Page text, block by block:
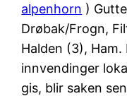
alpenhorn )
Drøbak/Frogn,
Halden (3),
innvendinger
gis, blir saken